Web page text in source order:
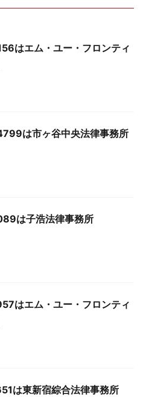
はエム・ユー・フロンティ
は市ヶ谷中央法律事務所
は子浩法律事務所
はエム・ユー・フロンティ
は東新宿綜合法律事務所